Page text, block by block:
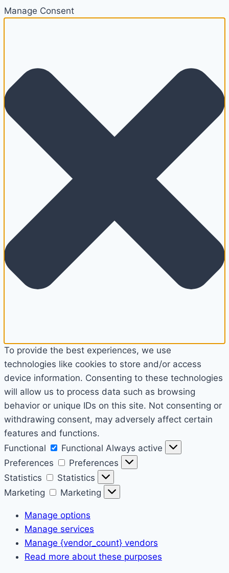
Manage Consent
To provide the best experiences, we use
technologies like cookies to store and/or access
device information. Consenting to these technologies
will allow us to process data such as browsing
behavior or unique IDs on this site. Not consenting or
withdrawing consent, may adversely affect certain
features and functions.
Functional
Functional Always active
Preferences
Preferences
Statistics
Statistics
Marketing
Marketing
Manage options
Manage services
Manage {vendor_count} vendors
Read more about these purposes